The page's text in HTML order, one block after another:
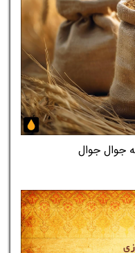
جوال جوال